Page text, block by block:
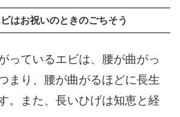
はお祝いのときのごちそう
っているエビは、腰が曲がっ
まり、腰が曲がるほどに長生
。また、長いひげは知恵と経